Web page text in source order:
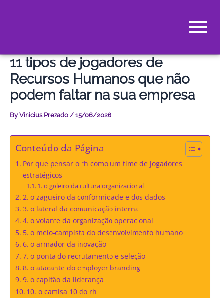
11 tipos de jogadores de
Recursos Humanos que não
podem faltar na sua empresa
ByVinicius Prezado / 15/06/2026
Conteúdo da Página
Por que pensar o rh como um time de jogadores
estratégicos
1. o goleiro da cultura organizacional
2. o zagueiro da conformidade e dos dados
3. o lateral da comunicação interna
4. o volante da organização operacional
5. o meio-campista do desenvolvimento humano
6. o armador da inovação
7. o ponta do recrutamento e seleção
8. o atacante do employer branding
9. o capitão da liderança
10. o camisa 10 do rh